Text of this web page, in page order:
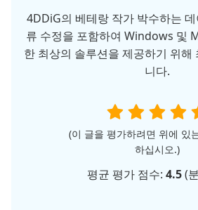
4DDiG의 베테랑 작가 박수하는
류 수정을 포함하여 Windows 및
한 최상의 솔루션을 제공하기 위해
니다.
(이 글을 평가하려면 위에 있
하십시오.)
평균 평가 점수: 4.5(